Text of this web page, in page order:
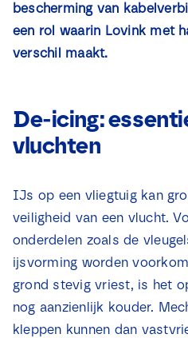
bescherming van
een rol waarin Lovink met
verschil maakt.
De-icing:
vluchten
IJs op een vliegtuig kan
veiligheid van een vlucht.
onderdelen zoals de
ijsvorming worden
grond stevig vriest, is het
nog aanzienlijk kouder.
kleppen kunnen dan